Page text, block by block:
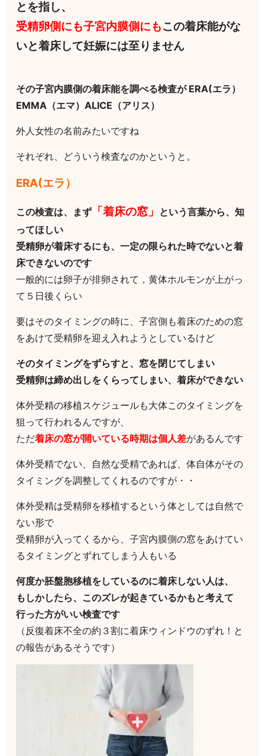
とを指し、
受精卵側にも子宮内膜側にもこの着床能がな
いと着床して妊娠には至りません
その子宮内膜側の着床能を調べる検査が ERA(エラ）
EMMA（エマ）ALICE（アリス）
外人女性の名前みたいですね
それぞれ、どういう検査なのかというと。
ERA(エラ）
この検査は、まず 「着床の窓」 という言葉から、知
ってほしい
受精卵が着床するにも、一定の限られた時でないと着
床できないのです
一般的には卵子が排卵されて，黄体ホルモンが上がっ
て５日後くらい
要はそのタイミングの時に、子宮側も着床のための窓
をあけて受精卵を迎え入れようとしているけど
そのタイミングをずらすと、窓を閉じてしまい
受精卵は締め出しをくらってしまい、着床ができない
体外受精の移植スケジュールも大体このタイミングを
狙って行われるんですが、
ただ着床の窓が開いている時期は個人差があるんです
体外受精でない、自然な受精であれば、体自体がその
タイミングを調整してくれるのですが・・
体外受精は受精卵を移植するという体としては自然で
ない形で
受精卵が入ってくるから、子宮内膜側の窓をあけてい
るタイミングとずれてしまう人もいる
何度か胚盤胞移植をしているのに着床しない人は、
もしかしたら、このズレが起きているかもと考えて
行った方がいい検査です
（反復着床不全の約３割に着床ウィンドウのずれ！と
の報告があるそうです）